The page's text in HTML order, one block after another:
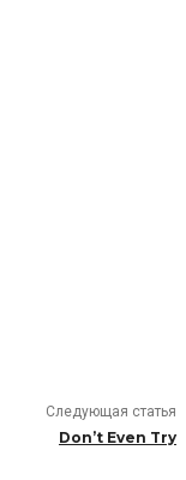
Следующая статья
Don’t Even Try